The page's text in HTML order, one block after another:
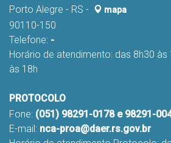
Porto Alegre - RS -
mapa
90110-150
Telefone: -
Horário de atendimento: das 8h30 às
às 18h
PROTOCOLO
Fone: (051) 98291-0178 e 98291-
E-mail: nca-proa@daer.rs.gov.br